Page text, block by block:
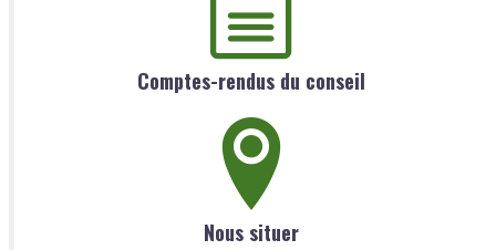
Comptes-rendus du conseil
Nous situer